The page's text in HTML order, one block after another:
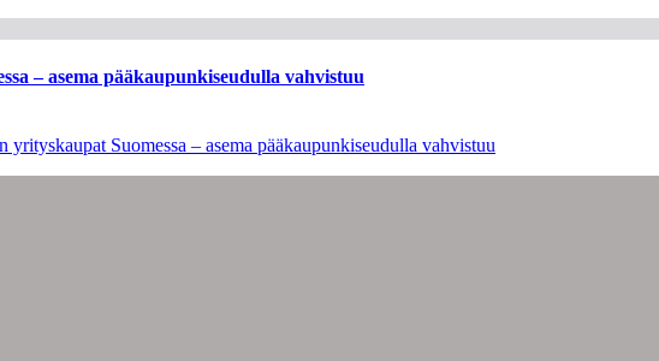
– asema pääkaupunkiseudulla vahvistuu
Suomessa – asema pääkaupunkiseudulla vahvistuu